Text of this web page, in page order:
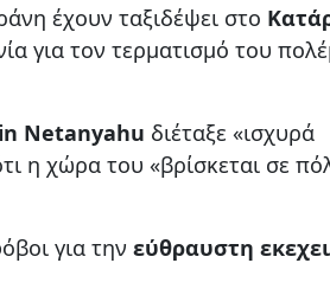
έχουν ταξιδέψει στο
για τον τερματισμό του
Netanyahu διέταξε «ισχυρά
η χώρα του «βρίσκεται σε
για την εύθραυστη